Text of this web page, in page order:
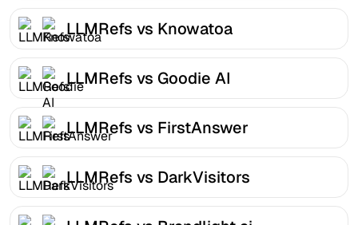
LLMRefs vs Knowatoa
LLMRefs vs Goodie AI
LLMRefs vs FirstAnswer
LLMRefs vs DarkVisitors